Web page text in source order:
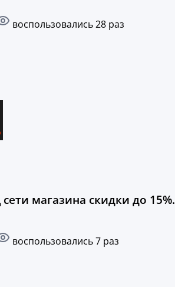
воспользовались 28 раз
магазина скидки до 15%.
воспользовались 7 раз